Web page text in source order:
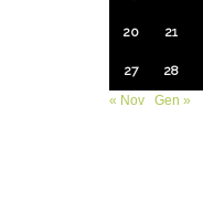
20 21
27 28
« Nov
Gen »